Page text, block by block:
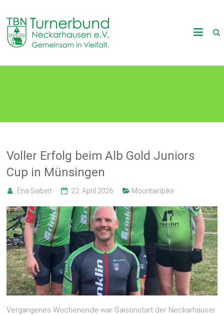
content
TB
Neckarhausen
in
Voller Erfolg beim Alb Gold Juniors
Cup in Münsingen
Ena Seibert 22. April 2026 Mountainbike
Vergangenes Wochenende war Saisonstart der Neckarhäuser